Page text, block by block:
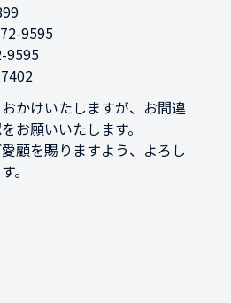
9595
9595
かけいたしますが、お間違
お願いいたします。
顧を賜りますよう、よろし
。